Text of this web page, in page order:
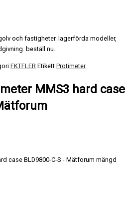
och fastigheter. lagerförda modeller,
beställ nu.
FKTFLER Etikett Protimeter
MMS3 hard case
case BLD9800-C-S - Mätforum mängd